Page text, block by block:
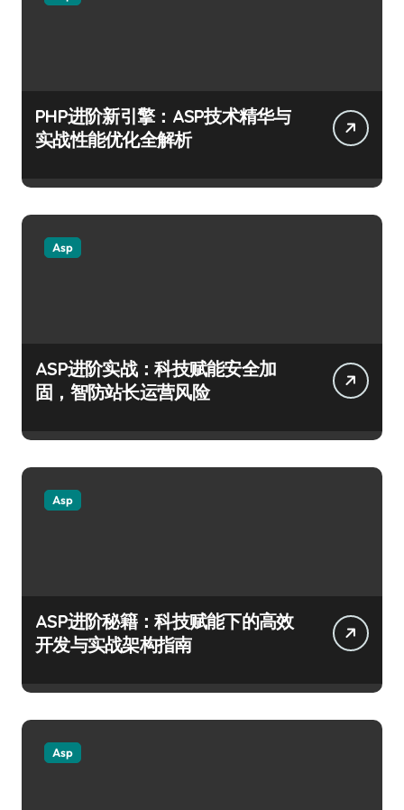
PHP进阶新引擎：ASP技术精华与
实战性能优化全解析
Asp
ASP进阶实战：科技赋能安全加
固，智防站长运营风险
Asp
ASP进阶秘籍：科技赋能下的高效
开发与实战架构指南
Asp